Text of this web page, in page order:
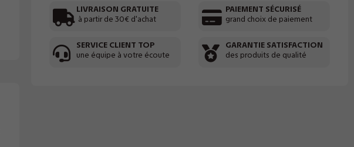
LIVRAISON GRATUITE
à partir de 30€ d'achat
SERVICE CLIENT TOP
une équipe à votre écoute
PAIEMENT SÉCURISÉ
grand choix de paiement
GARANTIE SATISFACTION
des produits de qualité